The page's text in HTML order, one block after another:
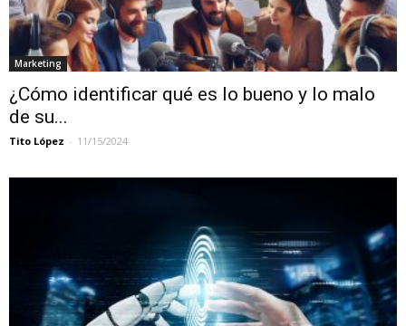
Marketing
¿Cómo identificar qué es lo bueno y lo malo
de su...
Tito López - 11/15/2024